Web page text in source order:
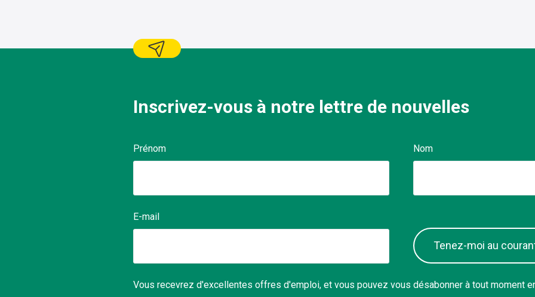
Inscrivez-vous à notre lettre de nouvelles
Prénom Nom
E-mail
Tenez-moi au
Vous recevrez d'excellentes offres d'emploi, et vous pouvez vous désabonner à tout moment